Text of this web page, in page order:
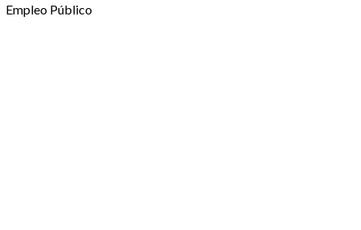
Empleo Público